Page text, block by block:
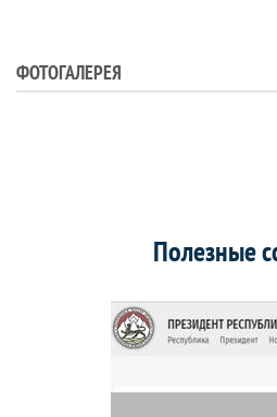
ФОТОГАЛЕРЕЯ
Полезные